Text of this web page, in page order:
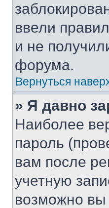
ввели
и не
форума.
Вернуться
» Я давно
Наиболее
пароль
вам после
учетную
возможно вы